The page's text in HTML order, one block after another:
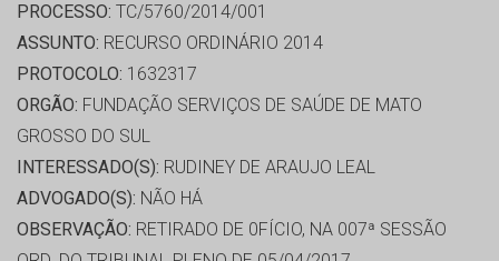
PROCESSO: TC/5760/2014/001
ASSUNTO: RECURSO ORDINÁRIO 2014
PROTOCOLO: 1632317
ORGÃO: FUNDAÇÃO SERVIÇOS DE SAÚDE DE MATO
GROSSO DO SUL
INTERESSADO(S): RUDINEY DE ARAUJO LEAL
ADVOGADO(S): NÃO HÁ
OBSERVAÇÃO: RETIRADO DE 0FÍCIO, NA 007ª SESSÃO